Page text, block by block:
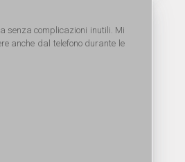
senza complicazioni inutili. Mi
anche dal telefono durante le